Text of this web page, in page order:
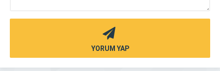
YORUM YAP